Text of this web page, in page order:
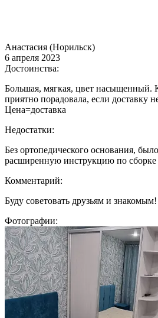
Анастасия (Норильск)
6 апреля 2023
Достоинства:
Большая, мягкая, цвет насыщенный.
приятно порадовала, если доставку
Цена=доставка
Недостатки:
Без ортопедического основания,
расширенную инструкцию по сборке
Комментарий:
Буду советовать друзьям и знакомым!
Фотографии: